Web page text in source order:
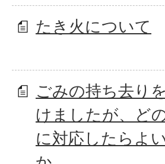
たき火について
ごみの持ち去り
けましたが、ど
に対応したらよ